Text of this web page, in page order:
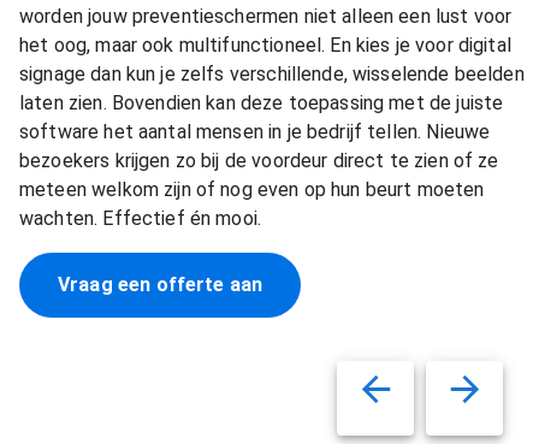
worden jouw preventieschermen niet alleen een lust voor
het oog, maar ook multifunctioneel. En kies je voor digital
signage dan kun je zelfs verschillende, wisselende beelden
laten zien. Bovendien kan deze toepassing met de juiste
software het aantal mensen in je bedrijf tellen. Nieuwe
bezoekers krijgen zo bij de voordeur direct te zien of ze
meteen welkom zijn of nog even op hun beurt moeten
wachten. Effectief én mooi.
Vraag een offerte aan